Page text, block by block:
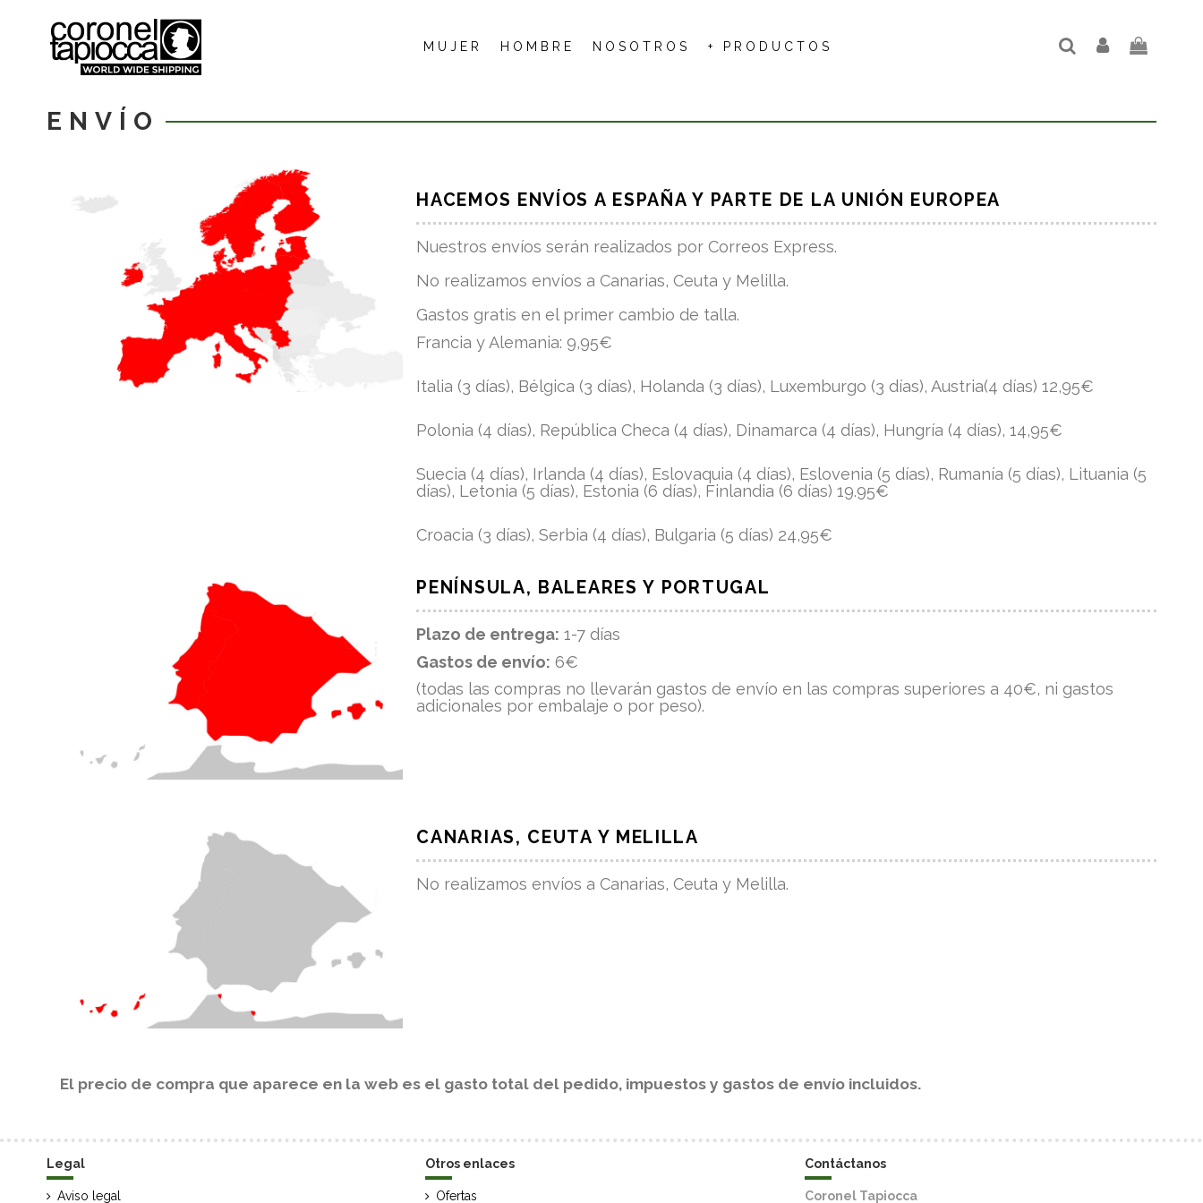
MUJER HOMBRE NOSOTROS + PRODUCTOS
ENVÍO
HACEMOS ENVÍOS A ESPAÑA Y PARTE DE LA UNIÓN EUROPEA
Nuestros envíos serán realizados por Correos Express.
No realizamos envíos a Canarias, Ceuta y Melilla.
Gastos gratis en el primer cambio de talla.
Francia y Alemania: 9,95€
Italia (3 días), Bélgica (3 días), Holanda (3 días), Luxemburgo (3 días), Austria(4 días) 12,95€
Polonia (4 días), República Checa (4 días), Dinamarca (4 días), Hungría (4 días), 14,95€
Suecia (4 días), Irlanda (4 días), Eslovaquia (4 días), Eslovenia (5 días), Rumanía (5 días), Lituania (5
días), Letonia (5 días), Estonia (6 días), Finlandia (6 días) 19.95€
Croacia (3 días), Serbia (4 días), Bulgaria (5 días) 24,95€
PENÍNSULA, BALEARES Y PORTUGAL
Plazo de entrega: 1-7 días
Gastos de envío: 6€
(todas las compras no llevarán gastos de envío en las compras superiores a 40€, ni gastos
adicionales por embalaje o por peso).
CANARIAS, CEUTA Y MELILLA
No realizamos envíos a Canarias, Ceuta y Melilla.
El precio de compra que aparece en la web es el gasto total del pedido, impuestos y gastos de envío incluidos.
Legal
Aviso legal
Otros enlaces
Ofertas
Contáctanos
Coronel Tapiocca